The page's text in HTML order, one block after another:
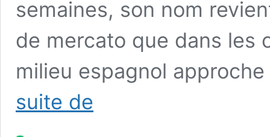
semaines, son nom
de mercato que dans les
milieu espagnol
suite de